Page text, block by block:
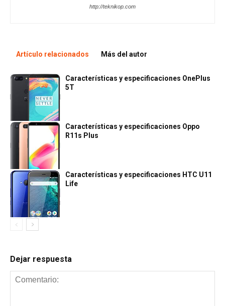
http://teknikop.com
Artículo relacionados Más del autor
Características y especificaciones OnePlus
5T
Características y especificaciones Oppo
R11s Plus
Características y especificaciones HTC U11
Life
Dejar respuesta